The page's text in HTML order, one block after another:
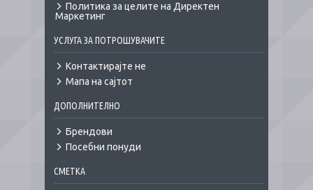
Политика за целите на Директен
Маркетинг
УСЛУГА ЗА ПОТРОШУВАЧИТЕ
Контактирајте не
Мапа на сајтот
ДОПОЛНИТЕЛНО
Брендови
Посебни понуди
СМЕТКА